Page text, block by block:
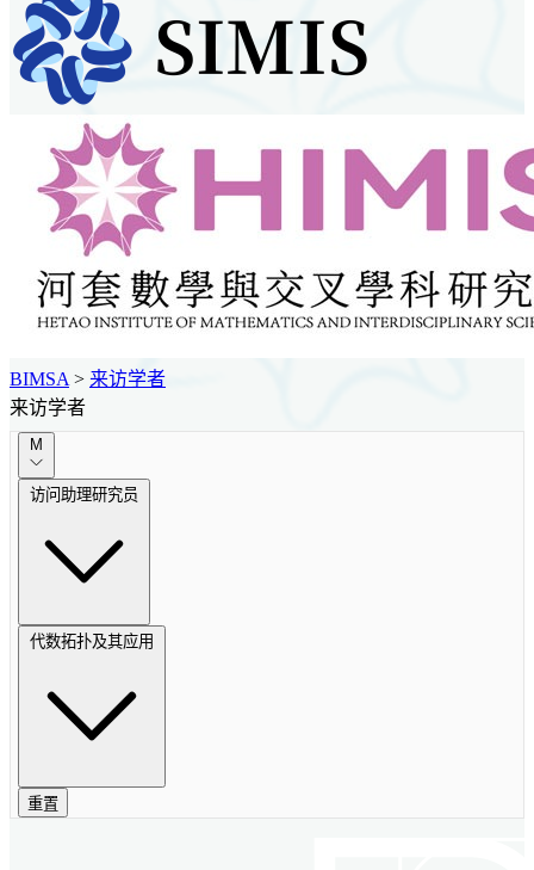
BIMSA > 来访学者
来访学者
M
访问助理研究员
代数拓扑及其应用
重置